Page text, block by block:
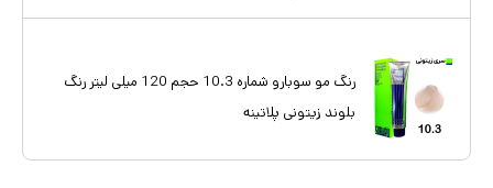
رنگ مو سوبارو شماره 10.3 حجم 120 میلی لیتر رنگ
بلوند زیتونی پلاتینه